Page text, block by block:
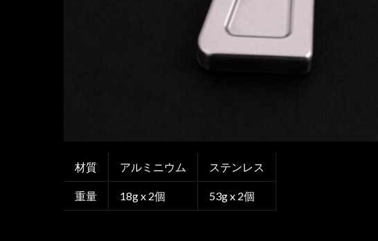
材質 アルミニウム ステンレス
重量 18g x 2個 53g x 2個